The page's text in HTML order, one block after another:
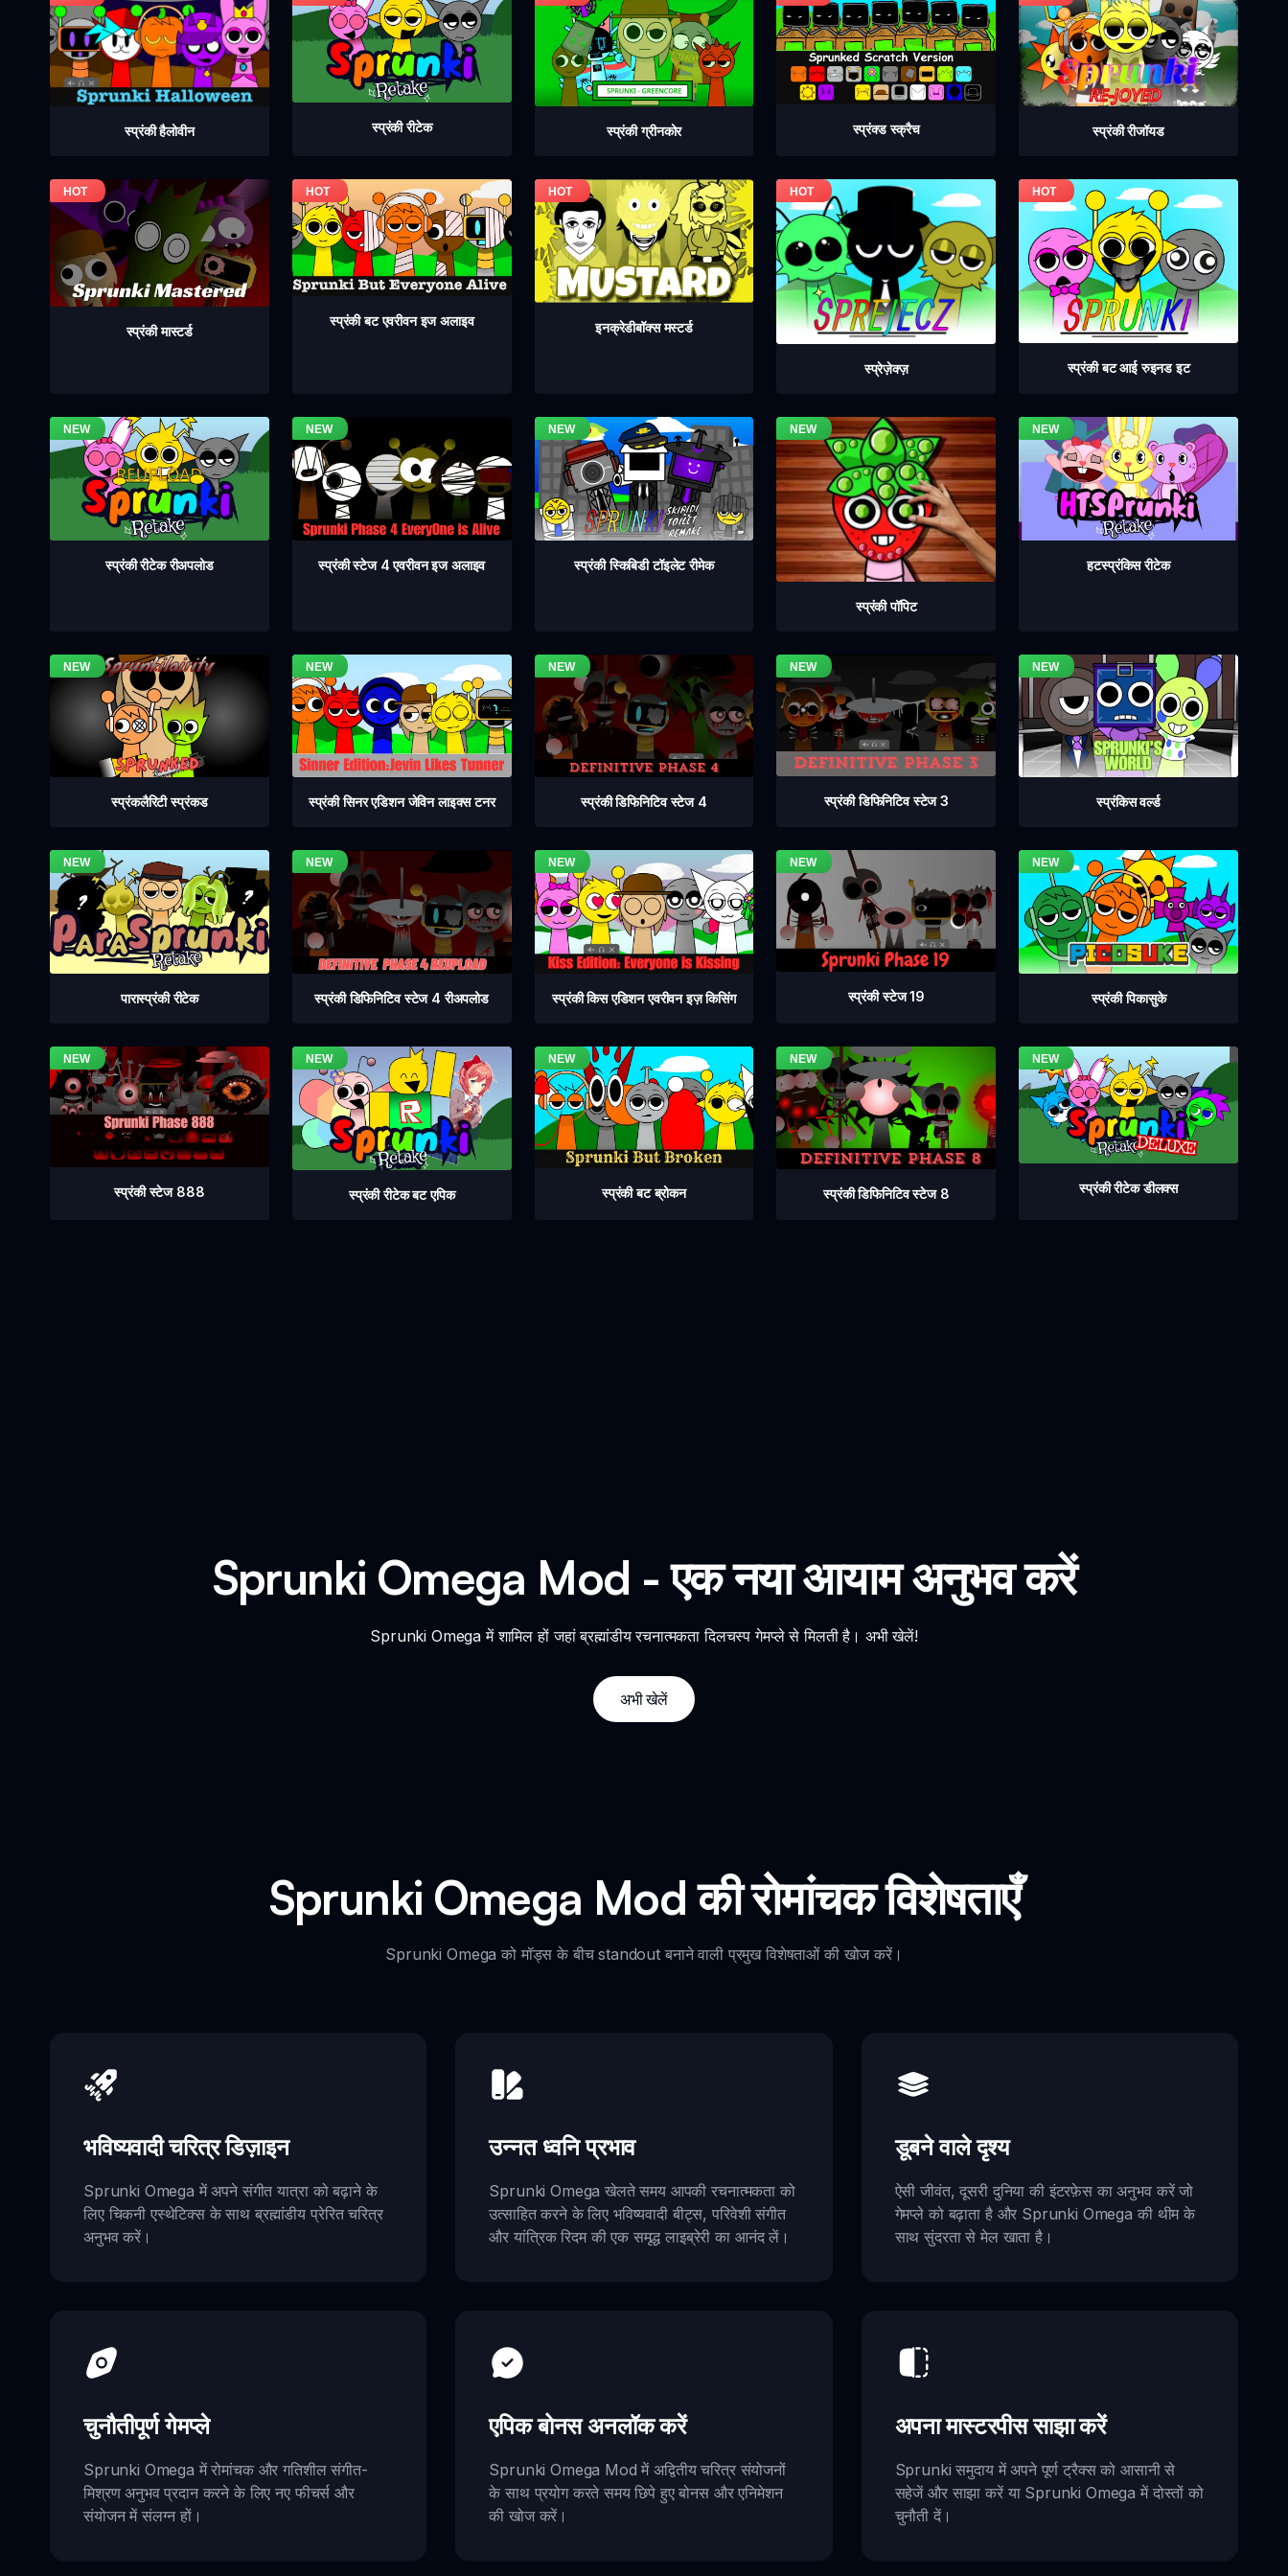
स्प्रंकी हैलोवीन स्प्रंकी रीटेक स्प्रंकी ग्रीनकोर स्प्रंक्ड स्क्रैच स्प्रंकी रीजॉयड
स्प्रंकी मास्टर्ड
स्प्रंकी बट एवरीवन इज अलाइव इनक्रेडीबॉक्स मस्टर्ड
स्प्रेज़ेक्ज़ स्प्रंकी बट आई रुइनड इट
स्प्रंकी रीटेक रीअपलोड स्प्रंकी स्टेज 4 एवरीवन इज अलाइव स्प्रंकी स्किबिडी टॉइलेट रीमेक
स्प्रंकी पॉपिट
हटस्प्रंकिस रीटेक
स्प्रंकलैरिटी स्प्रंकड स्प्रंकी सिनर एडिशन जेविन लाइक्स टनर स्प्रंकी डिफिनिटिव स्टेज 4 स्प्रंकी डिफिनिटिव स्टेज 3 स्प्रंकिस वर्ल्ड
पारास्प्रंकी रीटेक स्प्रंकी डिफिनिटिव स्टेज 4 रीअपलोड स्प्रंकी किस एडिशन एवरीवन इज़ किसिंग स्प्रंकी स्टेज 19 स्प्रंकी पिकासुके
स्प्रंकी स्टेज 888 स्प्रंकी रीटेक बट एपिक स्प्रंकी बट ब्रोकन स्प्रंकी डिफिनिटिव स्टेज 8 स्प्रंकी रीटेक डीलक्स
Sprunki Omega Mod - एक नया आयाम अनुभव करें
Sprunki Omega में शामिल हों जहां ब्रह्मांडीय रचनात्मकता दिलचस्प गेमप्ले से मिलती है। अभी खेलें!
अभी खेलें
Sprunki Omega Mod की रोमांचक विशेषताएँ
Sprunki Omega को मॉड्स के बीच standout बनाने वाली प्रमुख विशेषताओं की खोज करें।
भविष्यवादी चरित्र डिज़ाइन
Sprunki Omega में अपने संगीत यात्रा को बढ़ाने के
लिए चिकनी एस्थेटिक्स के साथ ब्रह्मांडीय प्रेरित चरित्र
अनुभव करें।
उन्नत ध्वनि प्रभाव
Sprunki Omega खेलते समय आपकी रचनात्मकता को
उत्साहित करने के लिए भविष्यवादी बीट्स, परिवेशी संगीत
और यांत्रिक रिदम की एक समृद्ध लाइब्रेरी का आनंद लें।
डूबने वाले दृश्य
ऐसी जीवंत, दूसरी दुनिया की इंटरफ़ेस का अनुभव करें जो
गेमप्ले को बढ़ाता है और Sprunki Omega की थीम के
साथ सुंदरता से मेल खाता है।
चुनौतीपूर्ण गेमप्ले
Sprunki Omega में रोमांचक और गतिशील संगीत-
मिश्रण अनुभव प्रदान करने के लिए नए फीचर्स और
संयोजन में संलग्न हों।
एपिक बोनस अनलॉक करें
Sprunki Omega Mod में अद्वितीय चरित्र संयोजनों
के साथ प्रयोग करते समय छिपे हुए बोनस और एनिमेशन
की खोज करें।
अपना मास्टरपीस साझा करें
Sprunki समुदाय में अपने पूर्ण ट्रैक्स को आसानी से
सहेजें और साझा करें या Sprunki Omega में दोस्तों को
चुनौती दें।